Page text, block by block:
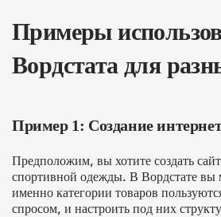
Примеры
Вордстата для
Пример 1: Создание
Предположим, вы хотите создать
спортивной одежды. В Вордстате вы
именно категории товаров
спросом, и настроить под них